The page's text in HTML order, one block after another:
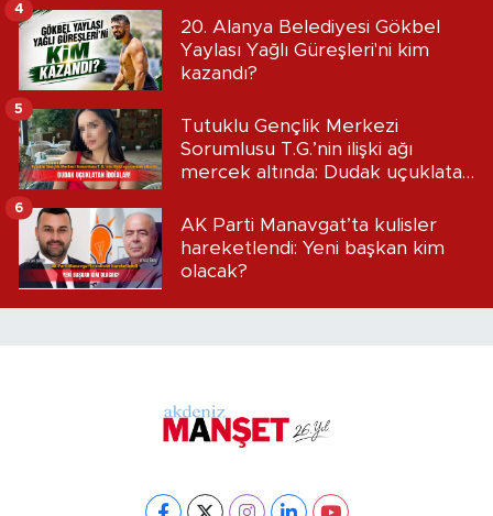
20. Alanya Belediyesi Gökbel
Yaylası Yağlı Güreşleri'ni kim
kazandı?
4
Tutuklu Gençlik Merkezi
Sorumlusu T.G.’nin ilişki ağı
mercek altında: Dudak uçuklatan
5
AK Parti Manavgat’ta kulisler
hareketlendi: Yeni başkan kim
olacak?
6